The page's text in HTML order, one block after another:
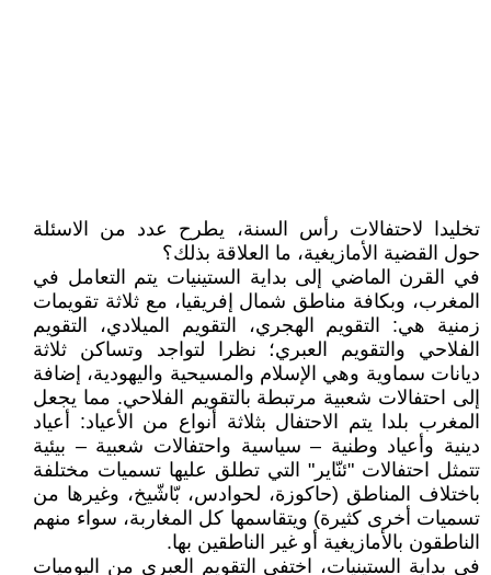
تخليدا لاحتفالات رأس السنة، يطرح عدد من الاسئلة
حول القضية الأمازيغية، ما العلاقة بذلك؟
في القرن الماضي إلى بداية الستينيات يتم التعامل في
المغرب، وبكافة مناطق شمال إفريقيا، مع ثلاثة تقويمات
زمنية هي: التقويم الهجري، التقويم الميلادي، التقويم
الفلاحي والتقويم العبري؛ نظرا لتواجد وتساكن ثلاثة
ديانات سماوية وهي الإسلام والمسيحية واليهودية، إضافة
إلى احتفالات شعبية مرتبطة بالتقويم الفلاحي. مما يجعل
المغرب بلدا يتم الاحتفال بثلاثة أنواع من الأعياد: أعياد
دينية وأعياد وطنية – سياسية واحتفالات شعبية – بيئية
تتمثل احتفالات "ئنّاير" التي تطلق عليها تسميات مختلفة
باختلاف المناطق (حاكوزة، لحوادس، بّاشّيخ، وغيرها من
تسميات أخرى كثيرة) ويتقاسمها كل المغاربة، سواء منهم
الناطقون بالأمازيغية أو غير الناطقين بها.
في بداية الستينيات، اختفى التقويم العبري من اليوميات